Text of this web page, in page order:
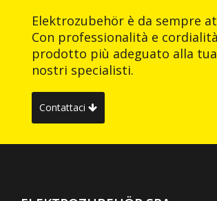
Elektrozubehör è da sempre
Con professionalità e
prodotto più adeguato alla
nostri specialisti.
Contattaci